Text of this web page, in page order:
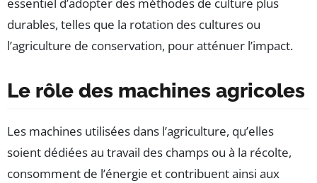
essentiel d’adopter des méthodes de culture plus
durables, telles que la rotation des cultures ou
l’agriculture de conservation, pour atténuer l’impact.
Le rôle des machines agricoles
Les machines utilisées dans l’agriculture, qu’elles
soient dédiées au travail des champs ou à la récolte,
consomment de l’énergie et contribuent ainsi aux